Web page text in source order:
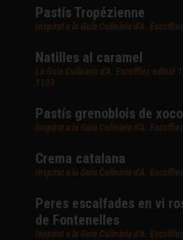
Pastís Tropézienne
Inspirat a la Guia Culinària d'A.
Natilles al caramel
La Guia Culinària d'A. Escoffier, edició
1133
Pastís grenoblois de
Inspirat a la Guia Culinària d'A.
Crema catalana
Inspirat a la Guia Culinària d'A.
Peres escalfades en vi
de Fontenelles
Inspirat a la Guia Culinària d'A.